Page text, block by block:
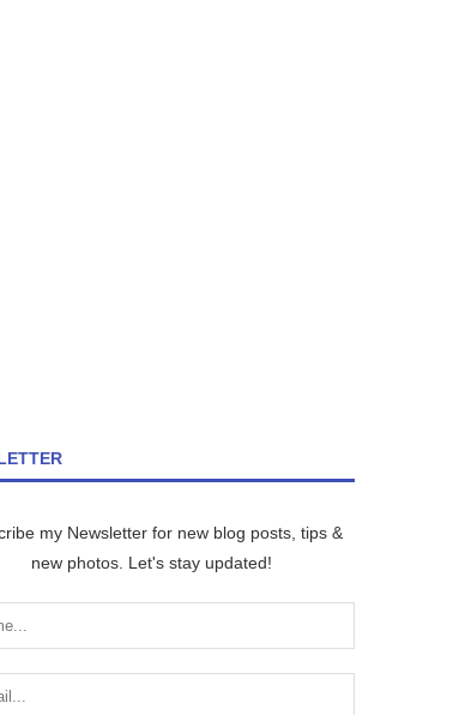
my Newsletter for new blog posts, tips &
new photos. Let's stay updated!